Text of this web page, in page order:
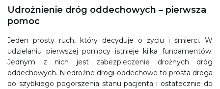
Udrożnienie dróg oddechowych – pierwsza
pomoc
Jeden prosty ruch, który decyduje o życiu i śmierci. W
udzielaniu pierwszej pomocy istnieje kilka fundamentów.
Jednym z nich jest zabezpieczenie drożnych dróg
oddechowych. Niedrożne drogi oddechowe to prosta droga
do szybkiego pogorszenia stanu pacjenta i ostatecznie do